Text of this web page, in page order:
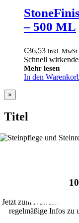
– 500 ML
€36,53 inkl. MwSt.
Schnell
Mehr lesen
In den
Close
product
view
×
Titel
Jetzt zum Newsletter
regelmäßige Infos zu